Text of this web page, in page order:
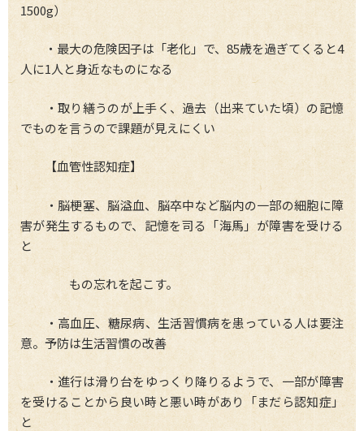
1500g）
・最大の危険因子は「老化」で、85歳を過ぎてくると4
人に1人と身近なものになる
・取り繕うのが上手く、過去（出来ていた頃）の記憶
でものを言うので課題が見えにくい
【血管性認知症】
・脳梗塞、脳溢血、脳卒中など脳内の一部の細胞に障
害が発生するもので、記憶を司る「海馬」が障害を受ける
と
もの忘れを起こす。
・高血圧、糖尿病、生活習慣病を患っている人は要注
意。予防は生活習慣の改善
・進行は滑り台をゆっくり降りるようで、一部が障害
を受けることから良い時と悪い時があり「まだら認知症」
と